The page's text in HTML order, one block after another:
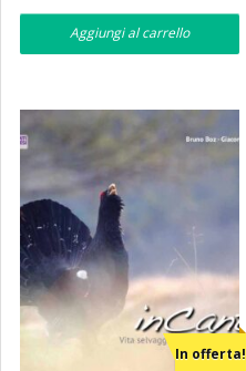
Aggiungi al carrello
In offerta!